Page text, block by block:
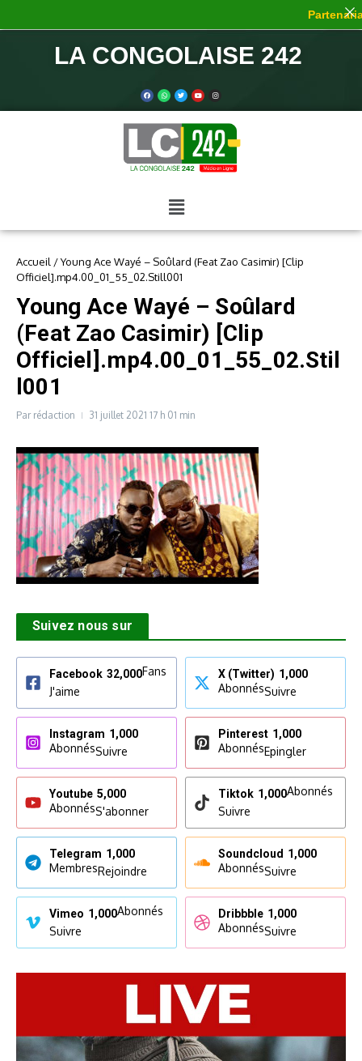
LA CONGOLAISE 242
Accueil /Young Ace Wayé – Soûlard (Feat Zao Casimir) [Clip
Officiel].mp4.00_01_55_02.Still001
Young Ace Wayé – Soûlard
(Feat Zao Casimir) [Clip
Officiel].mp4.00_01_55_02.Stil
l001
Par rédaction 31 juillet 2021 17 h 01 min
Suivez nous sur
Facebook 32,000Fans
J'aime
X (Twitter) 1,000
AbonnésSuivre
Instagram 1,000
AbonnésSuivre
Pinterest 1,000
AbonnésEpingler
Youtube 5,000
AbonnésS'abonner
Tiktok 1,000Abonnés
Suivre
Telegram 1,000
MembresRejoindre
Soundcloud 1,000
AbonnésSuivre
Vimeo 1,000Abonnés
Suivre
Dribbble 1,000
AbonnésSuivre